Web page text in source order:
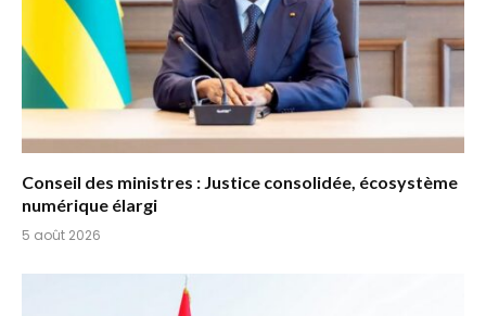
Conseil des ministres : Justice consolidée, écosystème
numérique élargi
5 août 2026